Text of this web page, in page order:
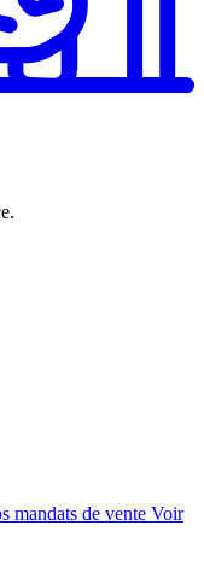
mandats de vente Voir